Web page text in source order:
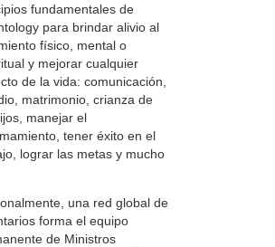
fundamentales de
para brindar alivio al
físico, mental o
y mejorar cualquier
de la vida: comunicación,
matrimonio, crianza de
manejar el
tener éxito en el
lograr las metas y mucho
una red global de
forma el equipo
de Ministros